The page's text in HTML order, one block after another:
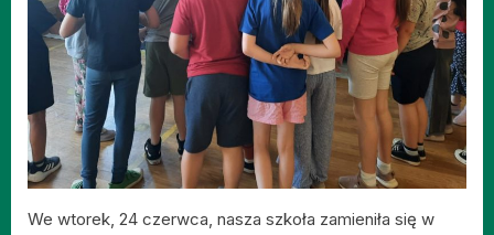
We wtorek, 24 czerwca, nasza szkoła zamieniła się w